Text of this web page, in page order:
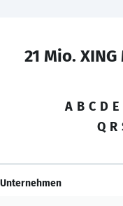
21 Mio.
A B C D E
Q R
Unternehmen